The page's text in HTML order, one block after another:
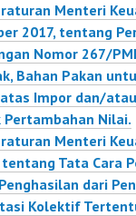
Ekonomi.
PMK.010/2017
Menteri
2017, tentang
Nomor 267/
Bahan Pakan
Impor dan/
Pertambahan Nilai.
Menteri
tentang Tata Cara
dari
Kolektif